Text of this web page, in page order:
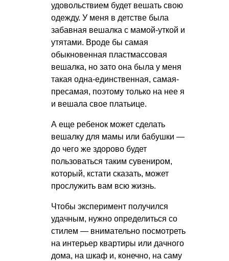
удовольствием будет вешать свою
одежду. У меня в детстве была
забавная вешалка с мамой-уткой и
утятами. Вроде бы самая
обыкновенная пластмассовая
вешалка, но зато она была у меня
такая одна-единственная, самая-
пресамая, поэтому только на нее я
и вешала свое платьице.
А еще ребенок может сделать
вешалку для мамы или бабушки —
до чего же здорово будет
пользоваться таким сувениром,
который, кстати сказать, может
прослужить вам всю жизнь.
Чтобы эксперимент получился
удачным, нужно определиться со
стилем — внимательно посмотреть
на интерьер квартиры или дачного
дома, на шкаф и, конечно, на саму